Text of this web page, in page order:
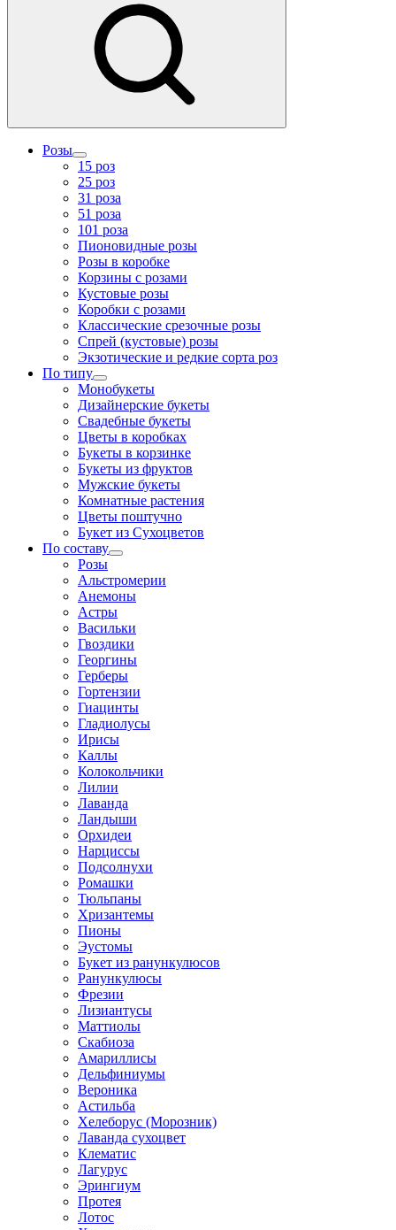
Розы
15 роз
25 роз
31 роза
51 роза
101 роза
Пионовидные розы
Розы в коробке
Корзины с розами
Кустовые розы
Коробки с розами
Классические срезочные розы
Спрей (кустовые) розы
Экзотические и редкие сорта роз
По типу
Монобукеты
Дизайнерские букеты
Свадебные букеты
Цветы в коробках
Букеты в корзинке
Букеты из фруктов
Мужские букеты
Комнатные растения
Цветы поштучно
Букет из Сухоцветов
По составу
Розы
Альстромерии
Анемоны
Астры
Васильки
Гвоздики
Георгины
Герберы
Гортензии
Гиацинты
Гладиолусы
Ирисы
Каллы
Колокольчики
Лилии
Лаванда
Ландыши
Орхидеи
Нарциссы
Подсолнухи
Ромашки
Тюльпаны
Хризантемы
Пионы
Эустомы
Букет из ранункулюсов
Ранункулюсы
Фрезии
Лизиантусы
Маттиолы
Скабиоза
Амариллисы
Дельфиниумы
Вероника
Астильба
Хелеборус (Морозник)
Лаванда сухоцвет
Клематис
Лагурус
Эрингиум
Протея
Лотос